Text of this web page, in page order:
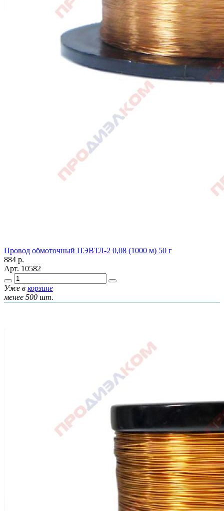
Провод обмоточный ПЭВТЛ-2 0,08 (1000 м) 50 г
884 р.
Арт. 10582
Уже в корзине
менее 500 шт.